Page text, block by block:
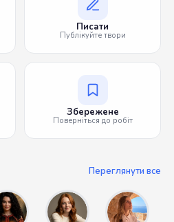
Писати
Публікуйте твори
Збережене
Поверніться до робіт
Переглянути все